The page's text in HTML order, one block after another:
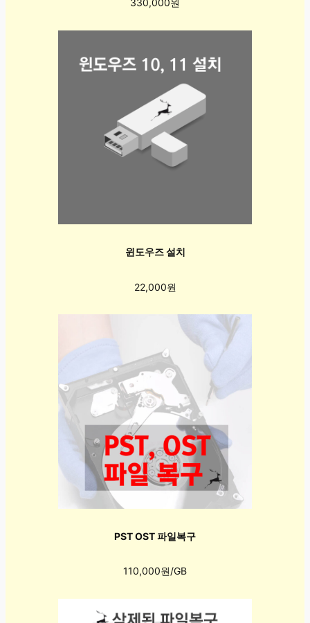
330,000원
윈도우즈 설치
22,000원
PST OST 파일복구
110,000원/GB